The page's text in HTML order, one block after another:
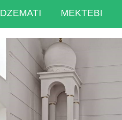
DZEMATI MEKTEBI